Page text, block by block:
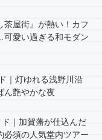
茶屋街』が熱い！カフ
愛い過ぎる和モダン
｜灯ゆれる浅野川沿
ん艶やかな夜
｜加賀藩が仕込んだ
必須の人気堂内ツアー